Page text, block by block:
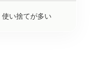
使い捨てが多い